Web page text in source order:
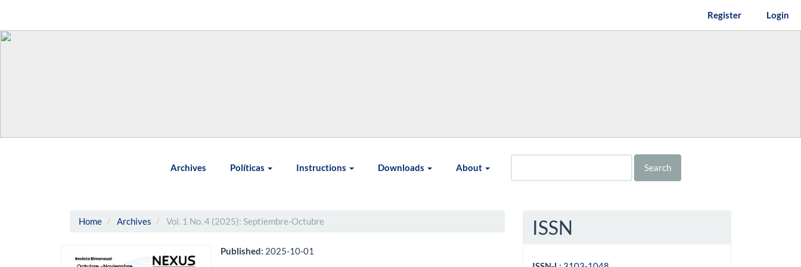
Main
Register Login
Archives Políticas Instructions Downloads About Search
Home Archives Vol. 1 No. 4 (2025): Septiembre-Octubre
Published: 2025-10-01
ISSN